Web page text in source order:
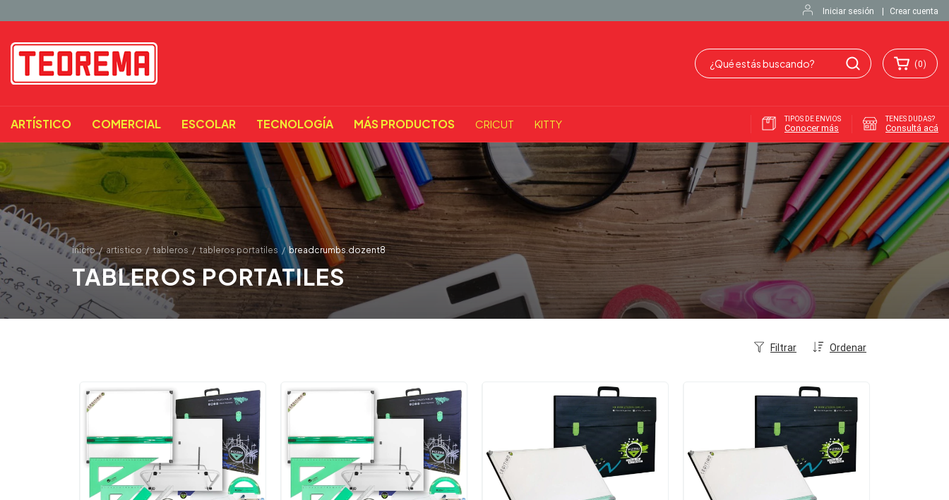
Iniciar sesión Crear cuenta
(0)
ARTÍSTICO COMERCIAL ESCOLAR TECNOLOGÍA MÁS PRODUCTOS CRICUT KITTY TIPOS DE ENVIOS
Conocer más
TENES DUDAS?
Consultá acá
inicio / artistico / tableros / tableros portatiles / breadcrumbs.dozent8
TABLEROS PORTATILES
Ordenar
Filtrar